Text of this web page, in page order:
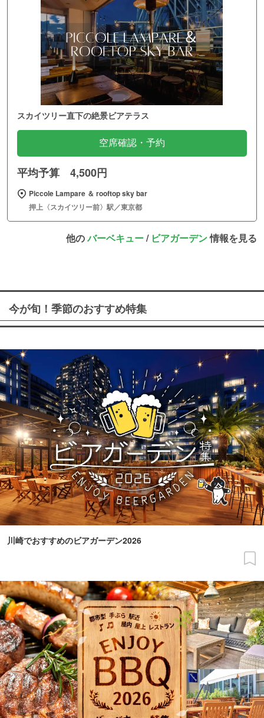
スカイツリー直下の絶景ビアテラス
空席確認・予約
平均予算 4,500円
Piccole Lampare ＆ rooftop sky bar
押上〈スカイツリー前〉駅／東京都
他のバーベキュー/ ビアガーデン情報を見る
今が旬！季節のおすすめ特集
川崎でおすすめのビアガーデン2026